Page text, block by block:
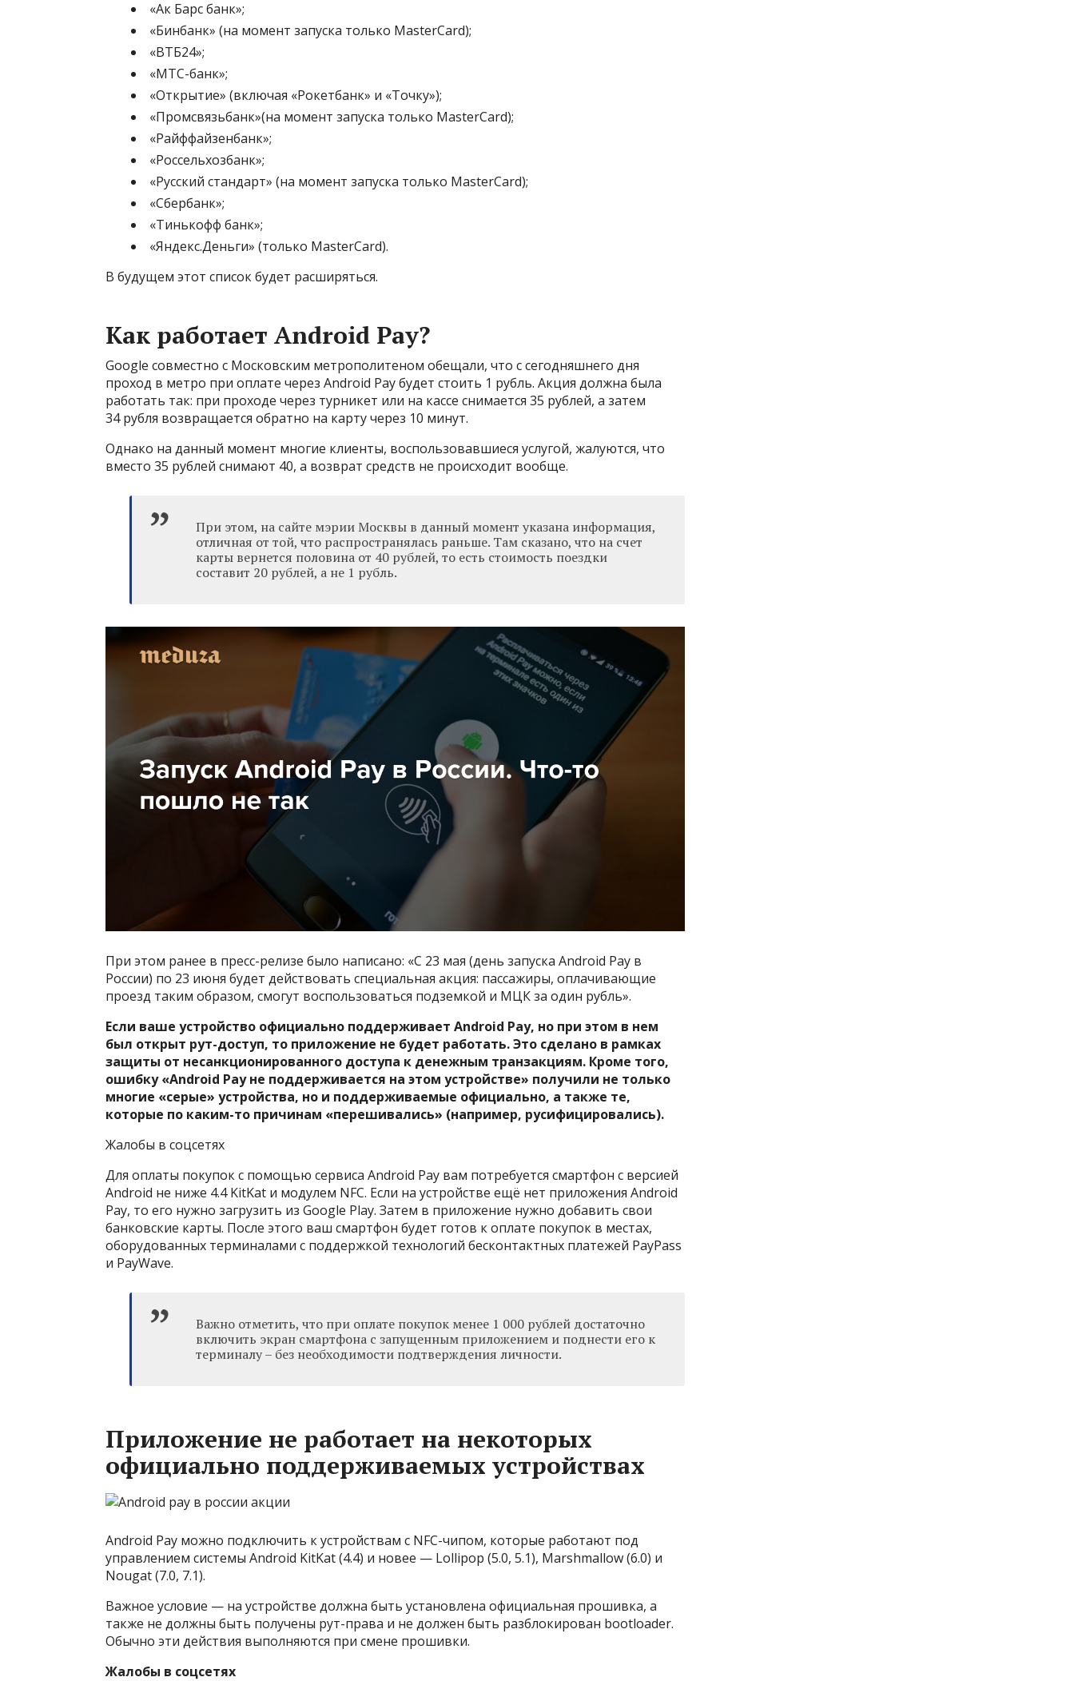
«Ак Барс банк»;
«Бинбанк» (на момент запуска только MasterCard);
«ВТБ24»;
​«МТС-банк»;
«Открытие» (включая «Рокетбанк» и «Точку»);
«Промсвязьбанк»(на момент запуска только MasterCard);
«Райффайзенбанк»;
«Россельхозбанк»;
«Русский стандарт» (на момент запуска только MasterCard);
«Сбербанк»;
«Тинькофф банк»;
«Яндекс.Деньги» (только MasterCard).
В будущем этот список будет расширяться.
Как работает Android Pay?
Google совместно с Московским метрополитеном обещали, что с сегодняшнего дня
проход в метро при оплате через Android Pay будет стоить 1 рубль. Акция должна была
работать так: при проходе через турникет или на кассе снимается 35 рублей, а затем
34 рубля возвращается обратно на карту через 10 минут.
Однако на данный момент многие клиенты, воспользовавшиеся услугой, жалуются, что
вместо 35 рублей снимают 40, а возврат средств не происходит вообще.
При этом, на сайте мэрии Москвы в данный момент указана информация,
отличная от той, что распространялась раньше. Там сказано, что на счет
карты вернется половина от 40 рублей, то есть стоимость поездки
составит 20 рублей, а не 1 рубль.
При этом ранее в пресс-релизе было написано: «С 23 мая (день запуска Android Pay в
России) по 23 июня будет действовать специальная акция: пассажиры, оплачивающие
проезд таким образом, смогут воспользоваться подземкой и МЦК за один рубль».
Если ваше устройство официально поддерживает Android Pay, но при этом в нем
был открыт рут-доступ, то приложение не будет работать. Это сделано в рамках
защиты от несанкционированного доступа к денежным транзакциям. Кроме того,
ошибку «Android Pay не поддерживается на этом устройстве» получили не только
многие «серые» устройства, но и поддерживаемые официально, а также те,
которые по каким-то причинам «перешивались» (например, русифицировались).
Жалобы в соцсетях
Для оплаты покупок с помощью сервиса Android Pay вам потребуется смартфон с версией
Android не ниже 4.4 KitKat и модулем NFC. Если на устройстве ещё нет приложения Android
Pay, то его нужно загрузить из Google Play. Затем в приложение нужно добавить свои
банковские карты. После этого ваш смартфон будет готов к оплате покупок в местах,
оборудованных терминалами с поддержкой технологий бесконтактных платежей PayPass
и PayWave.
Важно отметить, что при оплате покупок менее 1 000 рублей достаточно
включить экран смартфона с запущенным приложением и поднести его к
терминалу – без необходимости подтверждения личности.
Приложение не работает на некоторых
официально поддерживаемых устройствах
Android Pay можно подключить к устройствам с NFC-чипом, которые работают под
управлением системы Android KitKat (4.4) и новее — Lollipop (5.0, 5.1), Marshmallow (6.0) и
Nougat (7.0, 7.1).
Важное условие — на устройстве должна быть установлена официальная прошивка, а
также не должны быть получены рут-права и не должен быть разблокирован bootloader.
Обычно эти действия выполняются при смене прошивки.
Жалобы в соцсетях